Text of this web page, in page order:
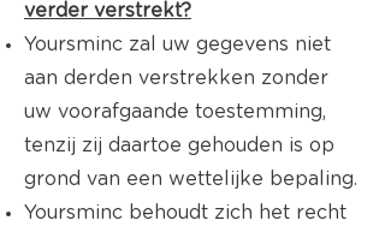
verder verstrekt?
Yoursminc zal uw gegevens niet
aan derden verstrekken zonder
uw voorafgaande toestemming,
tenzij zij daartoe gehouden is op
grond van een wettelijke bepaling.
Yoursminc behoudt zich het recht